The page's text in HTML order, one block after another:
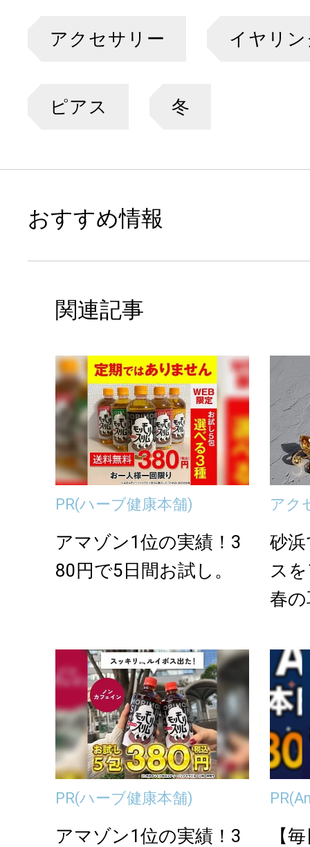
アクセサリー イヤリ
ピアス 冬
おすすめ情報
関連記事
PR(ハーブ健康本舗)
アマゾン1位の実績！3
80円で5日間お試し。
アク
砂
ス
春
PR(ハーブ健康本舗)
アマゾン1位の実績！3
PR
【